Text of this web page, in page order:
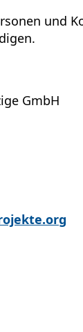
und
GmbH